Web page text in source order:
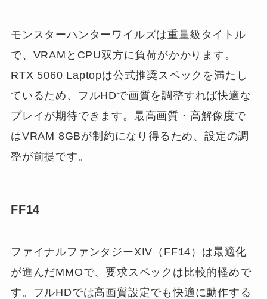
モンスターハンターワイルズは重量級タイトル
で、VRAMとCPU双方に負荷がかかります。
RTX 5060 Laptopは公式推奨スペックを満たし
ているため、フルHDで画質を調整すれば快適な
プレイが期待できます。最高画質・高解像度で
はVRAM 8GBが制約になり得るため、設定の調
整が前提です。
FF14
ファイナルファンタジーXIV（FF14）は最適化
が進んだMMOで、要求スペックは比較的軽めで
す。フルHDでは高画質設定でも快適に動作する